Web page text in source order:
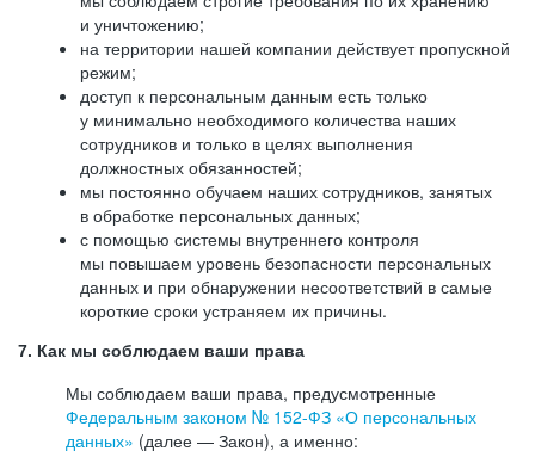
и уничтожению;
на территории нашей компании действует пропускной
режим;
доступ к персональным данным есть только
у минимально необходимого количества наших
сотрудников и только в целях выполнения
должностных обязанностей;
мы постоянно обучаем наших сотрудников, занятых
в обработке персональных данных;
с помощью системы внутреннего контроля
мы повышаем уровень безопасности персональных
данных и при обнаружении несоответствий в самые
короткие сроки устраняем их причины.
7. Как мы соблюдаем ваши права
Мы соблюдаем ваши права, предусмотренные
Федеральным законом № 152-ФЗ «О персональных
данных» (далее — Закон), а именно: